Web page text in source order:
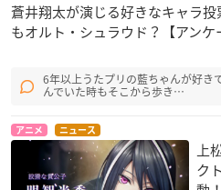
蒼井翔太が演じる好きなキャラ
もオルト・シュラウド？【アンケ
6年以上うたプリの藍ちゃんが好き
んでいた時もそこから歩き…
アニメ ニュース
上
ク